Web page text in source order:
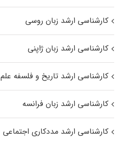
کارشناسی ارشد زبان روسی
کارشناسی ارشد زبان ژاپنی
کارشناسی ارشد تاریخ و فلسفه علم
کارشناسی ارشد زبان فرانسه
کارشناسی ارشد مددکاری اجتماعی